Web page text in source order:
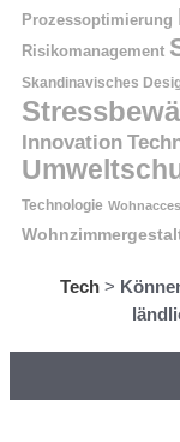
Prozessoptimierung
Risikomanagement
Skandinavisches
Innovation
Technologie
Tech >